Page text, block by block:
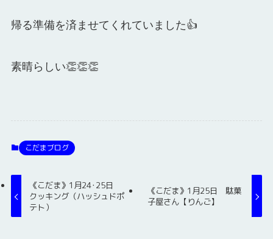
帰る準備を済ませてくれていました👍
素晴らしい👏👏👏
こだまブログ
《こだま》1月24･25日
クッキング（ハッシュドポ
テト）
《こだま》1月25日 駄菓
子屋さん【りんご】